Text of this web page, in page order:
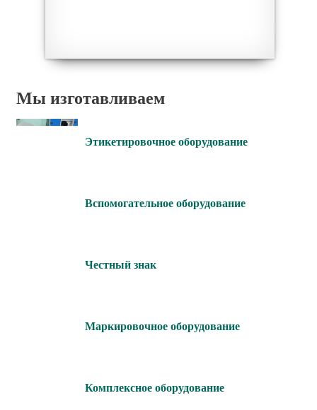
Мы изготавливаем
Этикетировочное оборудование
Вспомогательное оборудование
Честный знак
Маркировочное оборудование
Комплексное оборудование